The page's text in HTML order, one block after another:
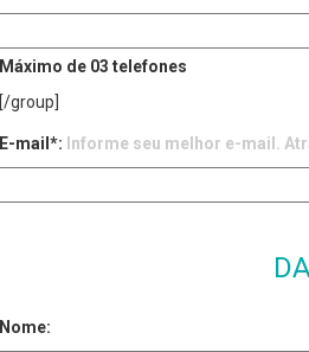
Máximo de 03 telefones
[/group]
E-mail*: Informe seu melhor e-mail.
Nome: